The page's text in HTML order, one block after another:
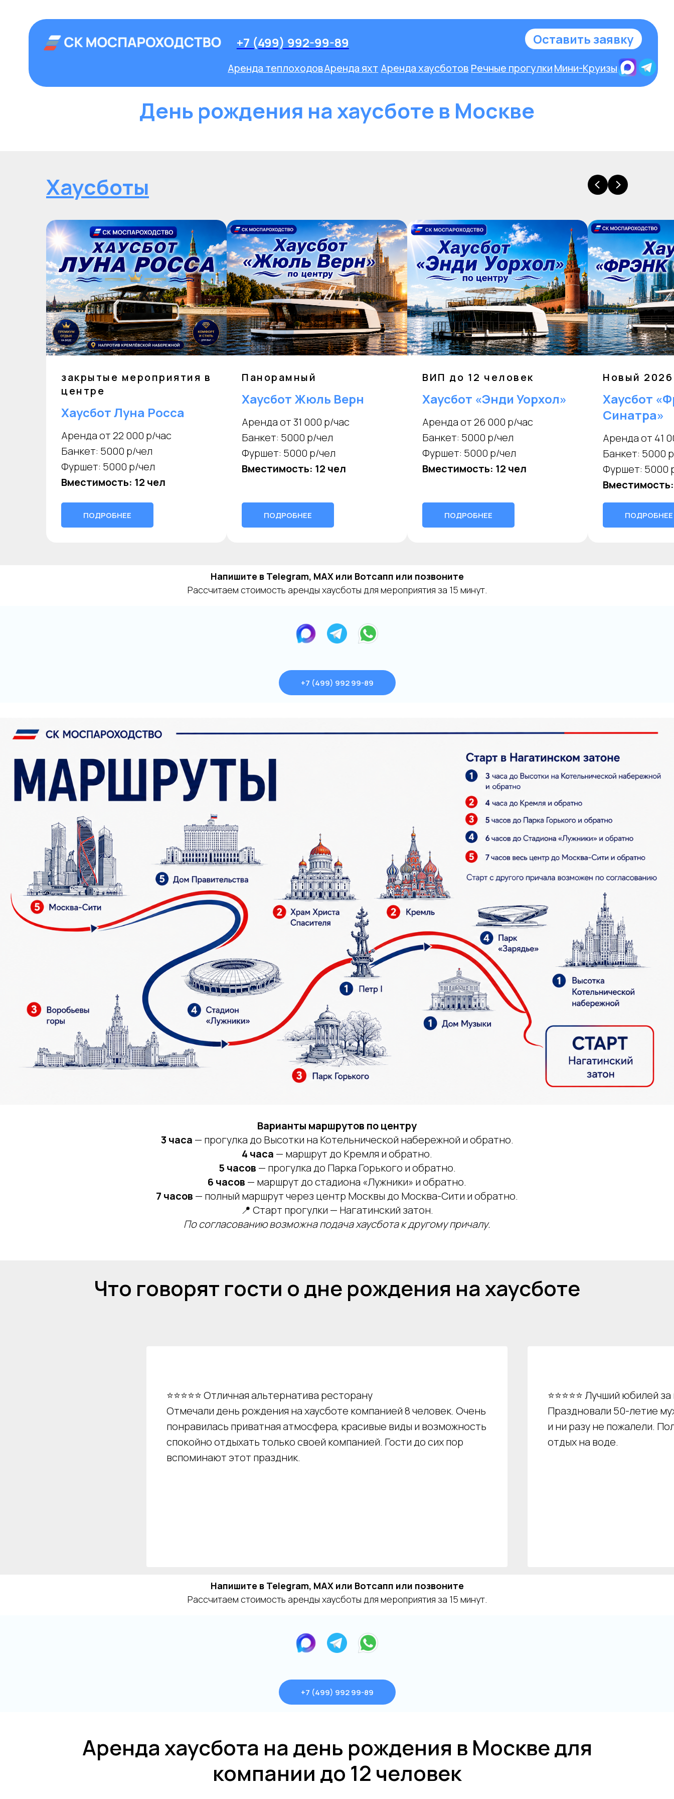
Аренда теплоходов Аренда яхтАренда хаусботовРечные прогулки
День рождения на хаусботе в
День рождения на хаусботе в Москве
Хаусботы
закрытые мероприятия в
центре
Хаусбот Луна Росса
Аренда от 22 000 р/час
Банкет: 5000 р/чел
Фуршет: 5000 р/чел
Вместимость: 12 чел
ПОДРОБНЕЕ
Панорамный
Хаусбот Жюль Верн
Аренда от 31 000 р/час
Банкет: 5000 р/чел
Фуршет: 5000 р/чел
Вместимость: 12 чел
ПОДРОБНЕЕ
ВИП до 12 человек
Хаусбот «Энди Уорхол»
Аренда от 26 000 р/час
Банкет: 5000 р/чел
Фуршет: 5000 р/чел
Вместимость: 12 чел
ПОДРОБНЕЕ
Новый
Хаусбот
Синатра»
Аренда от 41
Банкет: 5000
Фуршет: 5000
ПОДРОБНЕЕ
Напишите в Telegram, MAX или Вотсапп или позвоните
Рассчитаем стоимость аренды хаусботы для мероприятия за 15 минут.
+7 (499) 992 99-89
Варианты маршрутов по центру
3 часа — прогулка до Высотки на Котельнической набережной и обратно.
4 часа — маршрут до Кремля и обратно.
5 часов — прогулка до Парка Горького и обратно.
6 часов — маршрут до стадиона «Лужники» и обратно.
7 часов — полный маршрут через центр Москвы до Москва-Сити и обратно.
📍 Старт прогулки — Нагатинский затон.
По согласованию возможна подача хаусбота к другому причалу.
Что говорят гости о дне рождения на хаусботе
⭐⭐⭐⭐⭐ Отличная альтернатива ресторану
Отмечали день рождения на хаусботе компанией 8 человек. Очень
понравилась приватная атмосфера, красивые виды и возможность
спокойно отдыхать только своей компанией. Гости до сих пор
вспоминают этот праздник.
⭐⭐⭐⭐⭐ Лучший юбилей
Праздновали 50-летие
и ни разу не пожалели.
отдых на воде.
Напишите в Telegram, MAX или Вотсапп или позвоните
Рассчитаем стоимость аренды хаусботы для мероприятия за 15 минут.
+7 (499) 992 99-89
Аренда хаусбота на день рождения в Москве для
компании до 12 человек